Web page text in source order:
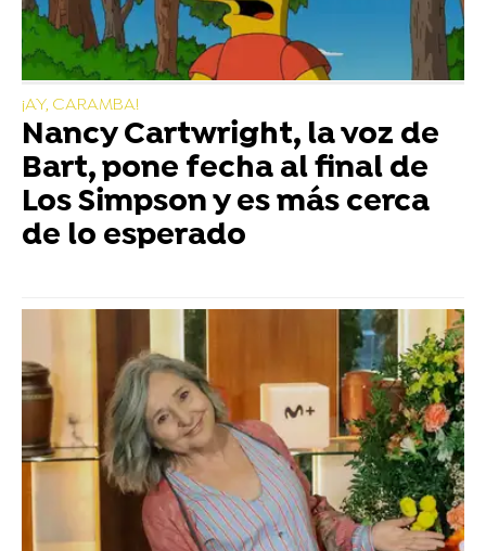
¡AY, CARAMBA!
Nancy Cartwright, la voz de
Bart, pone fecha al final de
Los Simpson y es más cerca
de lo esperado